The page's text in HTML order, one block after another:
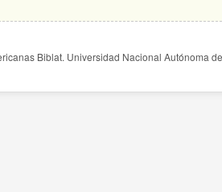
Biblat. Universidad Nacional Autónoma